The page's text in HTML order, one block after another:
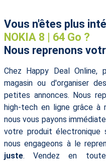
Vous n'êtes plus
NOKIA 8 | 64 Go ?
Nous reprenons
Chez Happy Deal
magasin ou d'organiser
petites annonces. Nous
high-tech en ligne grâce à
nous vous payons
votre produit électronique
nous engageons à le
juste. Vendez en